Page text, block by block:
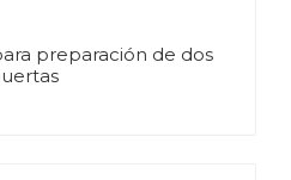
preparación de dos